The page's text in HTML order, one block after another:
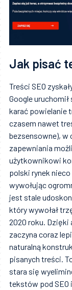
Jak pisać
Treści SEO
Google uruchomił
karać powielanie
czasem nawet
bezsensowne), w
zapewniania
użytkownikowi
polski rynek nieco
wywołując
jest stale
który wywołał
2020 roku. Dzięki
zaczyna coraz
naturalną
pisanych treści.
stara się
tekstów pod SEO